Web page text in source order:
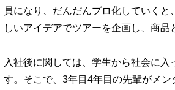
員になり、だんだんプロ化していく
しいアイデアでツアーを企画し、商品
入社後に関しては、学生から社会に
す。そこで、3年目4年目の先輩がメ